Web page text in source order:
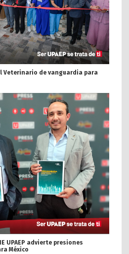
Veterinario de vanguardia para
UPAEP advierte presiones
México